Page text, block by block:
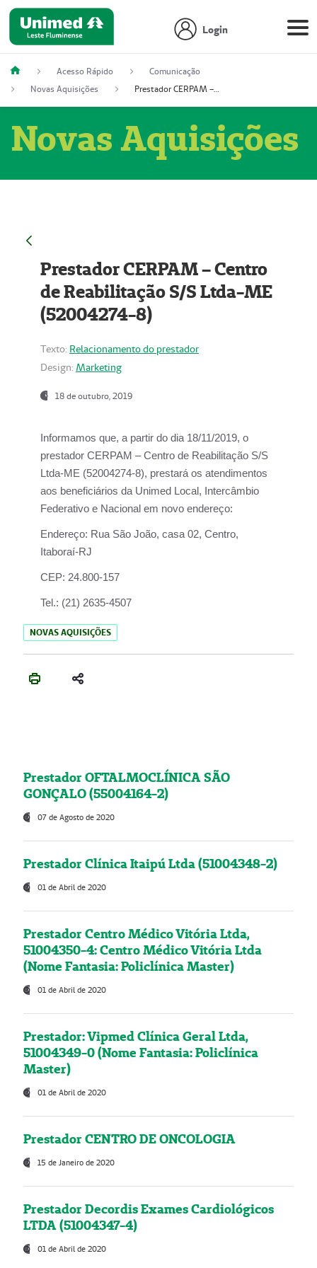
Login
Acesso Rápido
Comunicação
Novas Aquisições
Prestador CERPAM – Centro de Reabilitação S/S Ltda-ME (52004274-8)
Novas Aquisições
Prestador CERPAM – Centro
de Reabilitação S/S Ltda-ME
(52004274-8)
Texto: Relacionamento do prestador
Design: Marketing
18 de outubro, 2019
Informamos que, a partir do dia 18/11/2019, o
prestador CERPAM – Centro de Reabilitação S/S
Ltda-ME (52004274-8), prestará os atendimentos
aos beneficiários da Unimed Local, Intercâmbio
Federativo e Nacional em novo endereço:
Endereço: Rua São João, casa 02, Centro,
Itaboraí-RJ
CEP: 24.800-157
Tel.: (21) 2635-4507
NOVAS AQUISIÇÕES
Prestador OFTALMOCLÍNICA SÃO
GONÇALO (55004164-2)
07 de Agosto de 2020
Prestador Clínica Itaipú Ltda (51004348-2)
01 de Abril de 2020
Prestador Centro Médico Vitória Ltda,
51004350-4: Centro Médico Vitória Ltda
(Nome Fantasia: Policlínica Master)
01 de Abril de 2020
Prestador: Vipmed Clínica Geral Ltda,
51004349-0 (Nome Fantasia: Policlínica
Master)
01 de Abril de 2020
Prestador CENTRO DE ONCOLOGIA
15 de Janeiro de 2020
Prestador Decordis Exames Cardiológicos
LTDA (51004347-4)
01 de Abril de 2020